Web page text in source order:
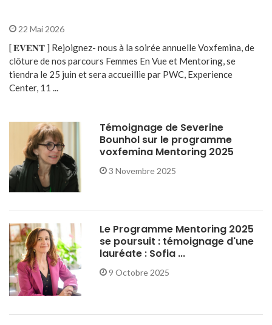
22 Mai 2026
[ 𝐄𝐕𝐄𝐍𝐓 ] Rejoignez- nous à la soirée annuelle Voxfemina, de
clôture de nos parcours Femmes En Vue et Mentoring, se
tiendra le 25 juin et sera accueillie par PWC, Experience
Center, 11 ...
Témoignage de Severine
Bounhol sur le programme
voxfemina Mentoring 2025
3 Novembre 2025
Le Programme Mentoring 2025
se poursuit : témoignage d'une
lauréate : Sofia ...
9 Octobre 2025